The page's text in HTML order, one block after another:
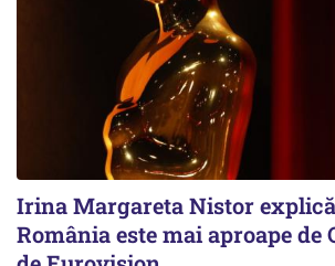
Irina Margareta Nistor
România este mai aproape de